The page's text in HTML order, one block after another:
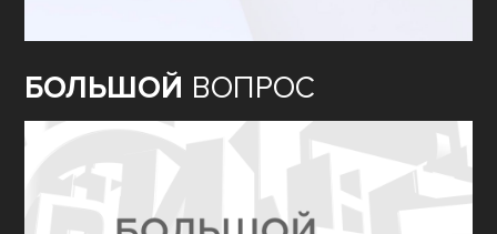
БОЛЬШОЙ ВОПРОС